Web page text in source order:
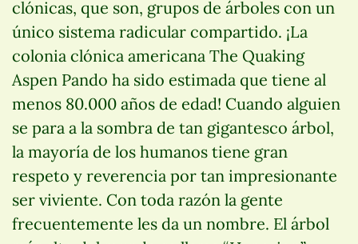
clónicas, que son, grupos de árboles con un
único sistema radicular compartido. ¡La
colonia clónica americana The Quaking
Aspen Pando ha sido estimada que tiene al
menos 80.000 años de edad! Cuando alguien
se para a la sombra de tan gigantesco árbol,
la mayoría de los humanos tiene gran
respeto y reverencia por tan impresionante
ser viviente. Con toda razón la gente
frecuentemente les da un nombre. El árbol